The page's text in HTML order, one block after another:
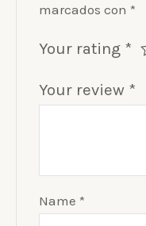
marcados con *
Your rating *
Your review *
Name *